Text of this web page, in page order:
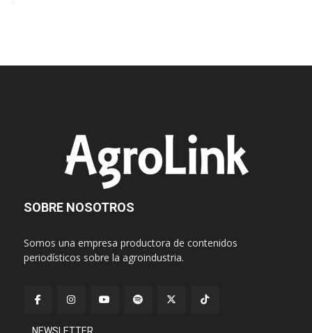
SOBRE NOSOTROS
Somos una empresa productora de contenidos
periodísticos sobre la agroindustria.
NEWSLETTER